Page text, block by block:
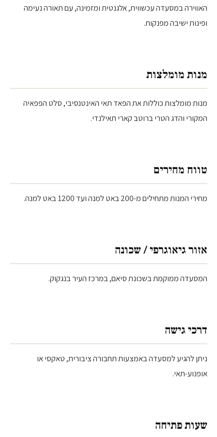
האווירה במסעדה עכשווית, אלגנטית ומזמינה, עם תאורה נעימה
ופינות ישיבה מפנקות.
מנות מומלצות
מנות מומלצות כוללות את הפאד תאי האינטנסיבי, סלט הפפאיה
המקורי והדג הטרי ברוטב קארי תאילנדי.
טווח מחירים
מחירי המנות מתחילים מ-200 באט למנה ועד 1200 באט למנה.
אזור גיאוגרפי / שכונה
המסעדה ממוקמת בשכונת סיאם, במרכז העיר בנגקוק.
דרכי גישה
ניתן להגיע למסעדה באמצעות תחבורה ציבורית, טאקסי או
אופנוע-תאי.
שעות פתיחה